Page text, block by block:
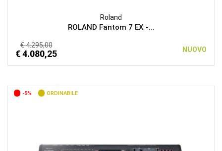
Roland
ROLAND Fantom 7 EX -...
€ 4.295,00
€ 4.080,25 NUOVO
-5% ORDINABILE